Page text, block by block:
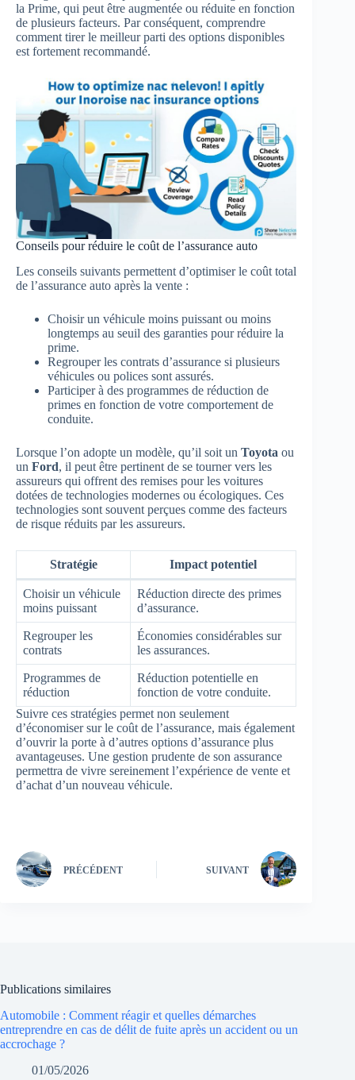
la Prime, qui peut être augmentée ou réduite en fonction
de plusieurs facteurs. Par conséquent, comprendre
comment tirer le meilleur parti des options disponibles
est fortement recommandé.
Conseils pour réduire le coût de l’assurance auto
Les conseils suivants permettent d’optimiser le coût total
de l’assurance auto après la vente :
Choisir un véhicule moins puissant ou moins
longtemps au seuil des garanties pour réduire la
prime.
Regrouper les contrats d’assurance si plusieurs
véhicules ou polices sont assurés.
Participer à des programmes de réduction de
primes en fonction de votre comportement de
conduite.
Lorsque l’on adopte un modèle, qu’il soit un Toyota ou
un Ford, il peut être pertinent de se tourner vers les
assureurs qui offrent des remises pour les voitures
dotées de technologies modernes ou écologiques. Ces
technologies sont souvent perçues comme des facteurs
de risque réduits par les assureurs.
Stratégie Impact potentiel
Choisir un véhicule
moins puissant
Réduction directe des primes
d’assurance.
Regrouper les
contrats
Économies considérables sur
les assurances.
Programmes de
réduction
Réduction potentielle en
fonction de votre conduite.
Suivre ces stratégies permet non seulement
d’économiser sur le coût de l’assurance, mais également
d’ouvrir la porte à d’autres options d’assurance plus
avantageuses. Une gestion prudente de son assurance
permettra de vivre sereinement l’expérience de vente et
d’achat d’un nouveau véhicule.
PRÉCÉDENT SUIVANT
Publications similaires
Automobile : Comment réagir et quelles démarches
entreprendre en cas de délit de fuite après un accident ou un
accrochage ?
01/05/2026